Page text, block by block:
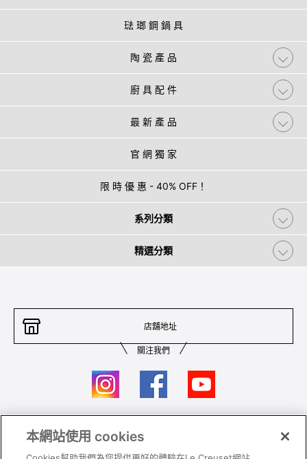
琺 瑯 鋼 鍋 具
陶 瓷 產 品
廚 具 配 件
最 新 產 品
官 網 獨 家
限 時 優 惠 - 40% OFF！
系列分類
精選分類
店舖地址
關注我們
聯絡我們
本網站使用 cookies